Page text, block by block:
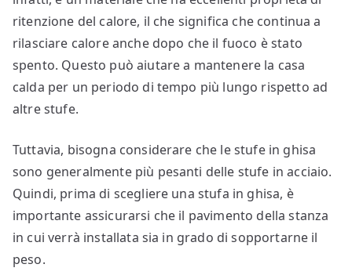
ritenzione del calore, il che significa che continua a
rilasciare calore anche dopo che il fuoco è stato
spento. Questo può aiutare a mantenere la casa
calda per un periodo di tempo più lungo rispetto ad
altre stufe.
Tuttavia, bisogna considerare che le stufe in ghisa
sono generalmente più pesanti delle stufe in acciaio.
Quindi, prima di scegliere una stufa in ghisa, è
importante assicurarsi che il pavimento della stanza
in cui verrà installata sia in grado di sopportarne il
peso.